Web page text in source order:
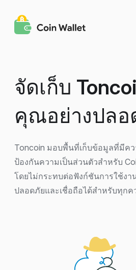
จัดเก็บ
คุณอย่างปลอ
Toncoin มอบพื้นที่เก็บข้อมูลที่มีค
ป้องกันความเป็นส่วนตัวสำหรับ
โดยไม่กระทบต่อฟังก์ชันการใช้งา
ปลอดภัยและเชื่อถือได้สำหรับทุก